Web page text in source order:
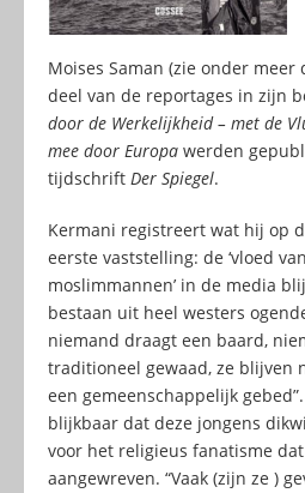
Moises Saman (zie onder meer
deel van de reportages in zijn
door de Werkelijkheid – met de
mee door Europa werden
tijdschrift Der Spiegel.
Kermani registreert wat hij op
eerste vaststelling: de ‘vloed
moslimmannen’ in de media
bestaan uit heel westers
niemand draagt een baard,
traditioneel gewaad, ze blijven
een gemeenschappelijk
blijkbaar dat deze jongens
voor het religieus fanatisme
aangewreven. “Vaak (zijn ze )